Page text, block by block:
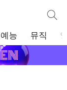
통합
능 뮤직